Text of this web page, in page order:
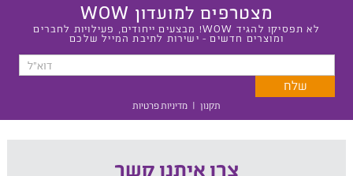
מצטרפים למועדון WOW
לא תפסיקו להגיד WOW! מבצעים ייחודים, פעילויות לחברים
ומוצרים חדשים - ישירות לתיבת המייל שלכם
תקנון | מדיניות פרטיות
צרו איתנו קשר